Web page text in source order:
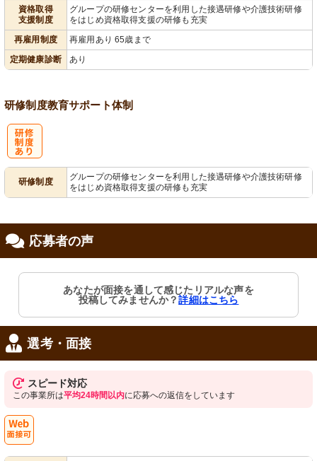
資格取得
支援制度
グループの研修センターを利用した接遇研修や介護技術研修
をはじめ資格取得支援の研修も充実
再雇用制度
再雇用あり 65歳まで
定期健康診断
あり
研修制度教育サポート体制
研修制度
グループの研修センターを利用した接遇研修や介護技術研修
をはじめ資格取得支援の研修も充実
応募者の声
あなたが面接を通して感じたリアルな声を
投稿してみませんか？詳細はこちら
選考・面接
スピード対応
この事業所は平均24時間以内に応募への返信をしています